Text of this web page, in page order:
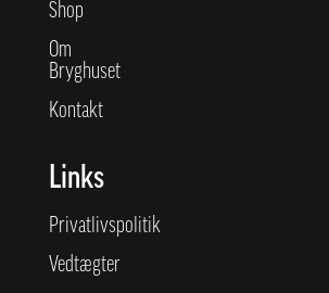
Shop
Om
Bryghuset
Kontakt
Links
Privatlivspolitik
Vedtægter